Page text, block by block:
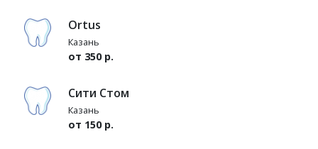
Ortus
Казань
от 350 р.
Сити Стом
Казань
от 150 р.